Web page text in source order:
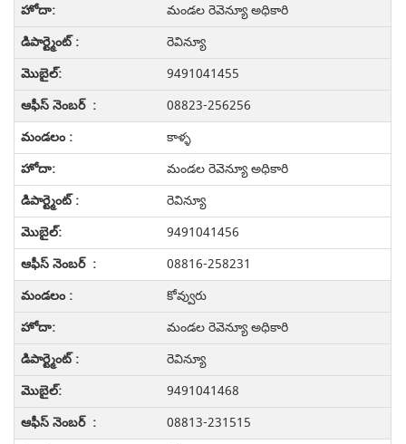
మండల రెవెన్యూ అధికారి
రెవిన్యూ
9491041455
08823-256256
కాళ్ళ
మండల రెవెన్యూ అధికారి
రెవిన్యూ
9491041456
08816-258231
కోవ్వురు
మండల రెవెన్యూ అధికారి
రెవిన్యూ
9491041468
08813-231515